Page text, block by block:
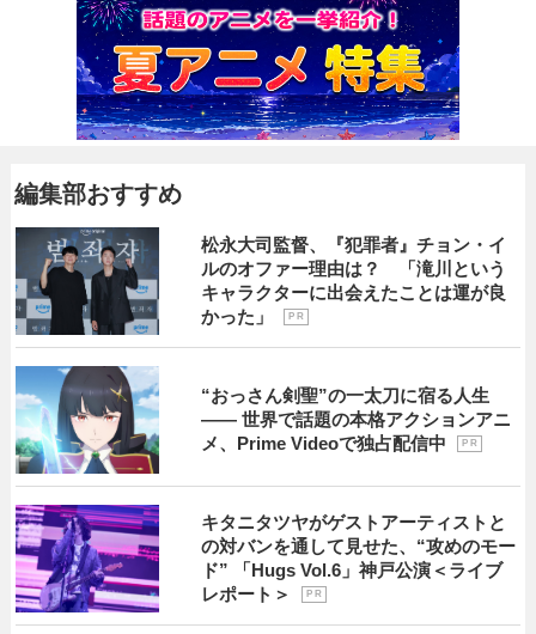
編集部おすすめ
松永大司監督、『犯罪者』チョン・イ
ルのオファー理由は？ 「滝川という
キャラクターに出会えたことは運が良
かった」
P R
“おっさん剣聖”の一太刀に宿る人生
―― 世界で話題の本格アクションアニ
メ、Prime Videoで独占配信中
P R
キタニタツヤがゲストアーティストと
の対バンを通して見せた、“攻めのモー
ド” 「Hugs Vol.6」神戸公演＜ライブ
レポート＞
P R